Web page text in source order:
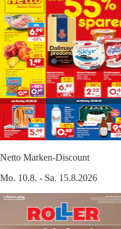
Netto Marken-Discount
Mo. 10.8. - Sa. 15.8.2026